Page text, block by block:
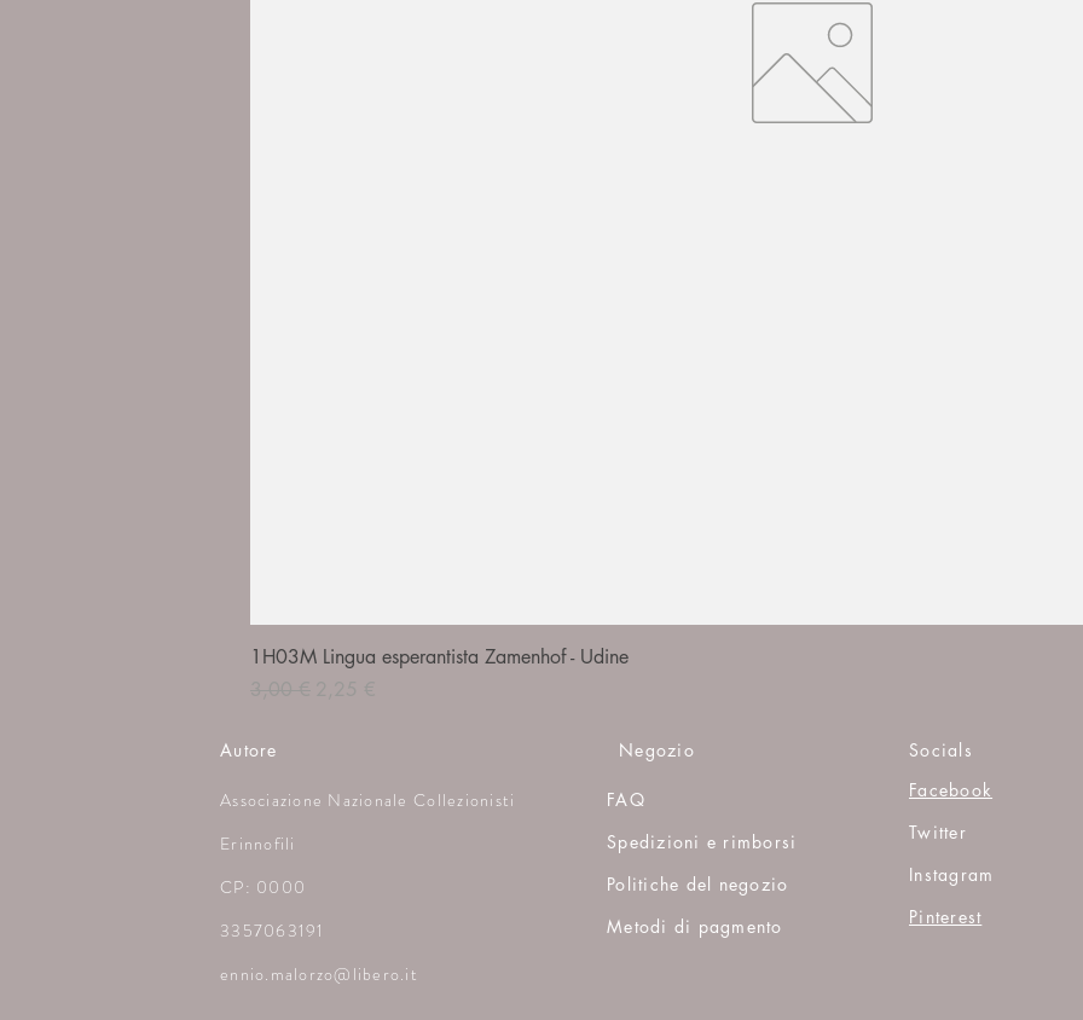
1H03M Lingua esperantista Zamenhof - Udine
Autore
Associazione Nazionale Collezionisti
Erinnofili
CP: 0000
3357063191
ennio.malorzo@libero.it
Negozio
FAQ
Spedizioni e rimborsi
Politiche del negozio
Metodi di pagmento
Socials
Facebook
Twitter
Instagram
Pinterest